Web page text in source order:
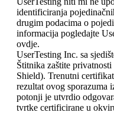
identificiranja
drugim podacima o
informacija pogledajte
ovdje.
UserTesting Inc. sa
Štitnika zaštite
Shield). Trenutni
rezultat ovog sporazuma
potonji je utvrdio
tvrtke certificirane u